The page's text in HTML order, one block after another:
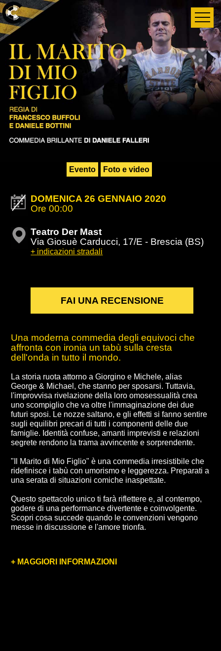
Evento Foto e video
DOMENICA 26 GENNAIO 2020
Ore 00:00
Teatro Der Mast
Via Giosuè Carducci, 17/E - Brescia (BS)
+ indicazioni stradali
FAI UNA RECENSIONE
Una moderna commedia degli equivoci che
affronta con ironia un tabù sulla cresta
dell'onda in tutto il mondo.
La storia ruota attorno a Giorgino e Michele, alias
George & Michael, che stanno per sposarsi. Tuttavia,
l'improvvisa rivelazione della loro omosessualità crea
uno scompiglio che va oltre l'immaginazione dei due
futuri sposi. Le nozze saltano, e gli effetti si fanno sentire
sugli equilibri precari di tutti i componenti delle due
famiglie. Identità confuse, amanti imprevisti e relazioni
segrete rendono la trama avvincente e sorprendente.
"Il Marito di Mio Figlio" è una commedia irresistibile che
ridefinisce i tabù con umorismo e leggerezza. Preparati a
una serata di situazioni comiche inaspettate.
Questo spettacolo unico ti farà riflettere e, al contempo,
godere di una performance divertente e coinvolgente.
Scopri cosa succede quando le convenzioni vengono
messe in discussione e l'amore trionfa.
+ MAGGIORI INFORMAZIONI